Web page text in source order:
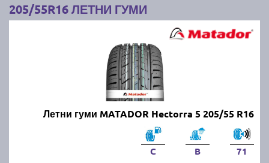
205/55R16 ЛЕТНИ ГУМИ
Летни гуми MATADOR Hectorra 5 205/55 R16
C B 71